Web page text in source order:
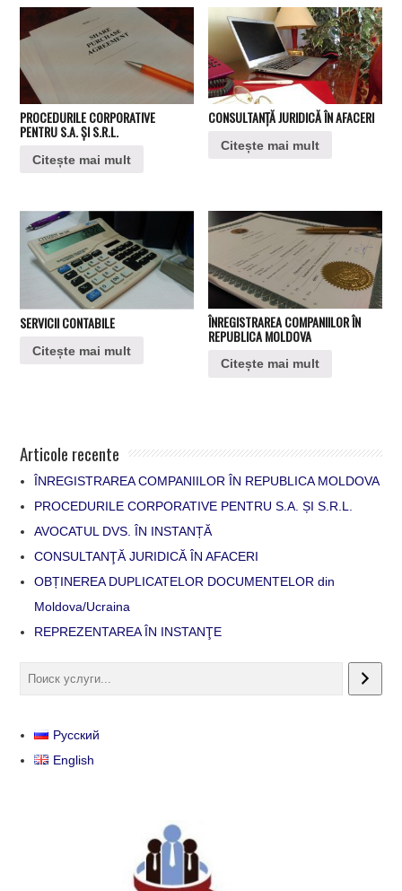
PROCEDURILE CORPORATIVE
PENTRU S.A. ȘI S.R.L.
Citește mai mult
CONSULTANŢĂ JURIDICĂ ÎN AFACERI
Citește mai mult
SERVICII CONTABILE
Citește mai mult
ÎNREGISTRAREA COMPANIILOR ÎN
REPUBLICA MOLDOVA
Citește mai mult
Articole recente
ÎNREGISTRAREA COMPANIILOR ÎN REPUBLICA MOLDOVA
PROCEDURILE CORPORATIVE PENTRU S.A. ȘI S.R.L.
AVOCATUL DVS. ÎN INSTANȚĂ
CONSULTANŢĂ JURIDICĂ ÎN AFACERI
OBȚINEREA DUPLICATELOR DOCUMENTELOR din
Moldova/Ucraina
REPREZENTAREA ÎN INSTANŢE
Русский
English